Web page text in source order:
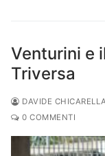
Venturini e
Triversa
DAVIDE CHICARELLA
0 COMMENTI